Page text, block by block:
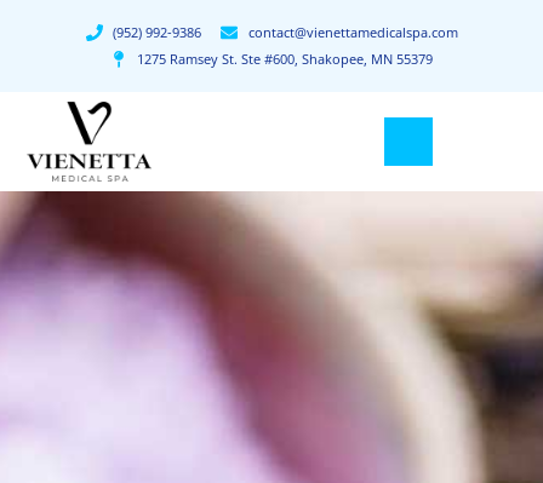
(952) 992-9386
contact@vienettamedicalspa.com
1275 Ramsey St. Ste #600, Shakopee, MN 55379